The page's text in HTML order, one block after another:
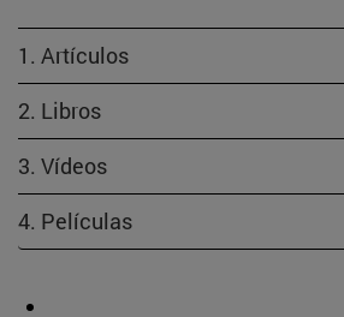
1. Artículos
2. Libros
3. Vídeos
4. Películas